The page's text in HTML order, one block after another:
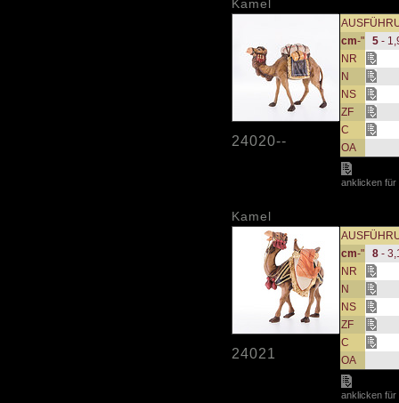
Kamel
24020--
cm-" 5 -
NR
N
NS
ZF
C
OA
anklicken für
Kamel
24021
cm-" 8 -
NR
N
NS
ZF
C
OA
anklicken für